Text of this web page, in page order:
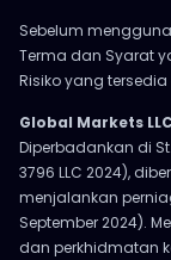
Sebelum
Terma dan Syarat
Risiko yang
Global Markets LLC
Diperbadankan di
3796 LLC 2024),
menjalankan
September 2024).
dan perkhidmatan